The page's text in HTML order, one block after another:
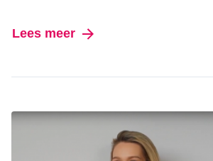
Lees meer over Dr. Marc